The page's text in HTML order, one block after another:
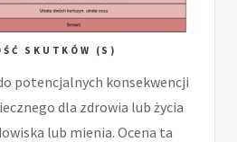
SKUTKÓW (S)
potencjalnych konsekwencji
dla zdrowia lub życia
lub mienia. Ocena ta